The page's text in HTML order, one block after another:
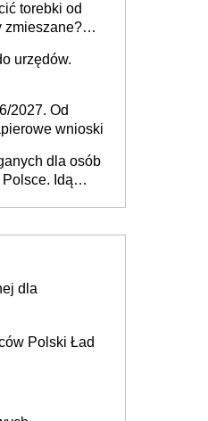
torebki od
zmieszane?
urzędów.
2027. Od
wnioski
dla osób
Idą
dla
Polski Ład